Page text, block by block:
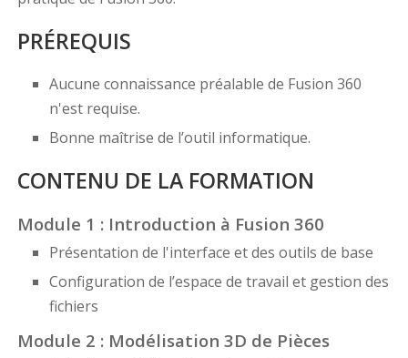
PRÉREQUIS
Aucune connaissance préalable de Fusion 360
n'est requise.
Bonne maîtrise de l’outil informatique.
CONTENU DE LA FORMATION
Module 1 : Introduction à Fusion 360
Présentation de l'interface et des outils de base
Configuration de l’espace de travail et gestion des
fichiers
Module 2 : Modélisation 3D de Pièces